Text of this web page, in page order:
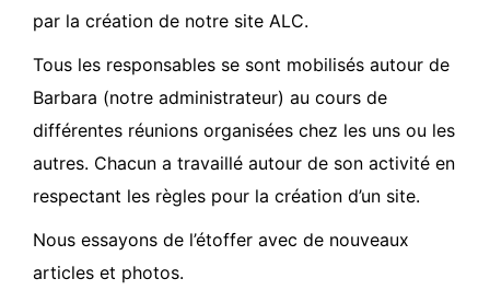
par la création de notre site ALC.
Tous les responsables se sont mobilisés autour de
Barbara (notre administrateur) au cours de
différentes réunions organisées chez les uns ou les
autres. Chacun a travaillé autour de son activité en
respectant les règles pour la création d’un site.
Nous essayons de l’étoffer avec de nouveaux
articles et photos.